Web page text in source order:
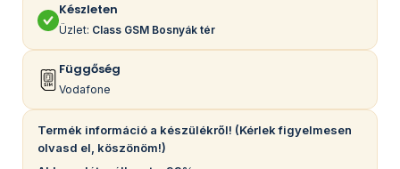
Készleten
Üzlet: Class GSM Bosnyák tér
Függőség
Vodafone
Termék információ a készülékről! (Kérlek figyelmesen
olvasd el, köszönöm!)